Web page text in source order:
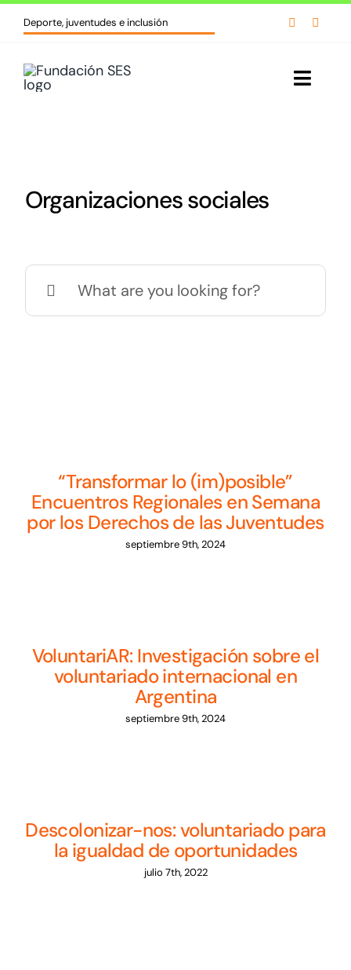
Skip
Deporte, juventudes e inclusión  
Toggle
Cursos y formaciones
Biblioteca
Organizaciones sociales
Search
“Transformar lo (im)posible”
Encuentros Regionales en Semana
por los Derechos de las Juventudes
septiembre 9th, 2024
VoluntariAR: Investigación sobre el
voluntariado internacional en
Argentina
septiembre 9th, 2024
Descolonizar-nos: voluntariado para
la igualdad de oportunidades
julio 7th, 2022